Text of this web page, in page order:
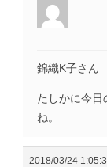
錦織K子さん
たしかに今日
ね。
2018/03/24